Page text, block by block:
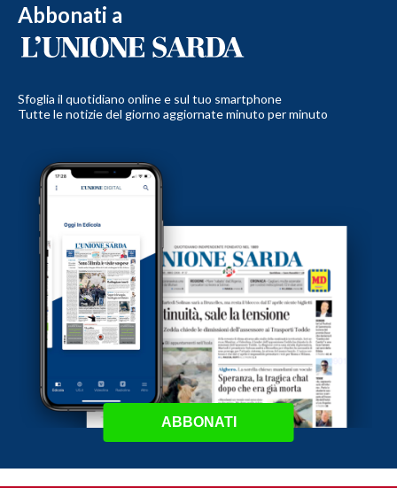
Abbonati a
Sfoglia il quotidiano online e sul tuo smartphone
Tutte le notizie del giorno aggiornate minuto per minuto
ABBONATI